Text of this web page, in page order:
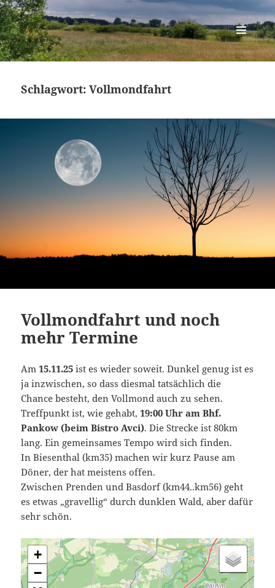
Berlin-Brandenburg Randonneure
MENÜ
UND
Schlagwort:Vollmondfahrt
Vollmondfahrt und noch
mehr Termine
Am15.11.25 ist es wieder soweit. Dunkel genug ist es
ja inzwischen, so dass diesmal tatsächlich die
Chance besteht, den Vollmond auch zu sehen.
Treffpunkt ist, wie gehabt,19:00 Uhr am Bhf.
Pankow (beim Bistro Avci). Die Strecke ist 80km
lang. Ein gemeinsames Tempo wird sich finden.
In Biesenthal (km35) machen wir kurz Pause am
Döner, der hat meistens offen.
Zwischen Prenden und Basdorf (km44..km56) geht
es etwas „gravellig“ durch dunklen Wald, aber dafür
sehr schön.
+
−